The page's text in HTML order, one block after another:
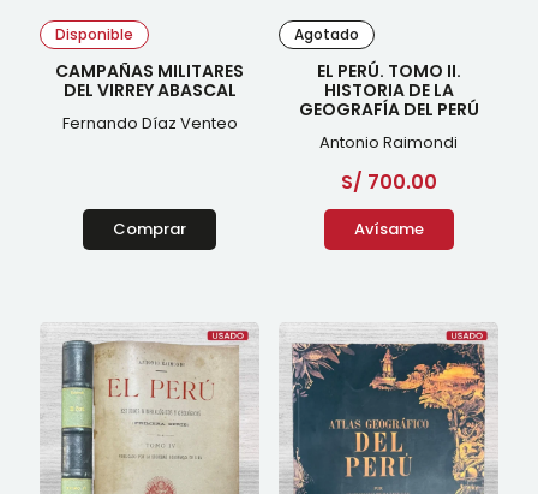
Disponible
CAMPAÑAS MILITARES
DEL VIRREY ABASCAL
Fernando Díaz Venteo
Comprar
Agotado
EL PERÚ. TOMO II.
HISTORIA DE LA
GEOGRAFÍA DEL PERÚ
Antonio Raimondi
S/ 700.00
Avísame